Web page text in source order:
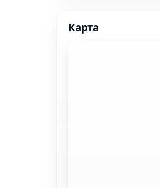
Карта